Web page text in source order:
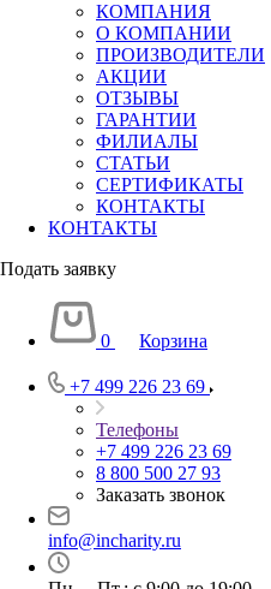
КОМПАНИЯ
О КОМПАНИИ
ПРОИЗВОДИТЕЛИ
АКЦИИ
ОТЗЫВЫ
ГАРАНТИИ
ФИЛИАЛЫ
СТАТЬИ
СЕРТИФИКАТЫ
КОНТАКТЫ
КОНТАКТЫ
Подать заявку
0 Корзина
+7 499 226 23 69
Телефоны
+7 499 226 23 69
8 800 500 27 93
Заказать звонок
info@incharity.ru